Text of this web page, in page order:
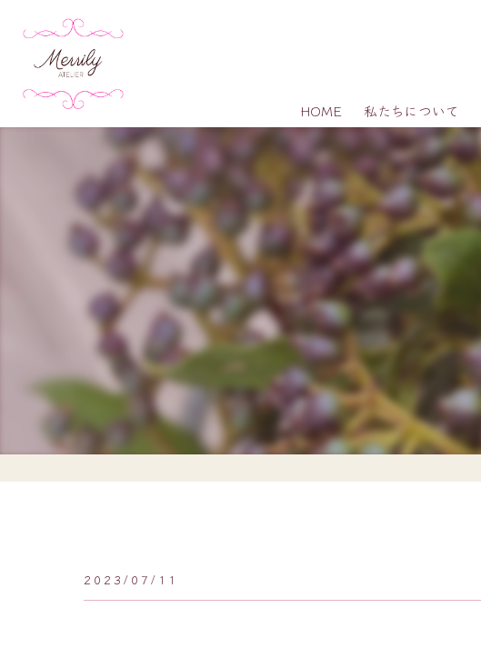
HOME 私たちについて
2023/07/11